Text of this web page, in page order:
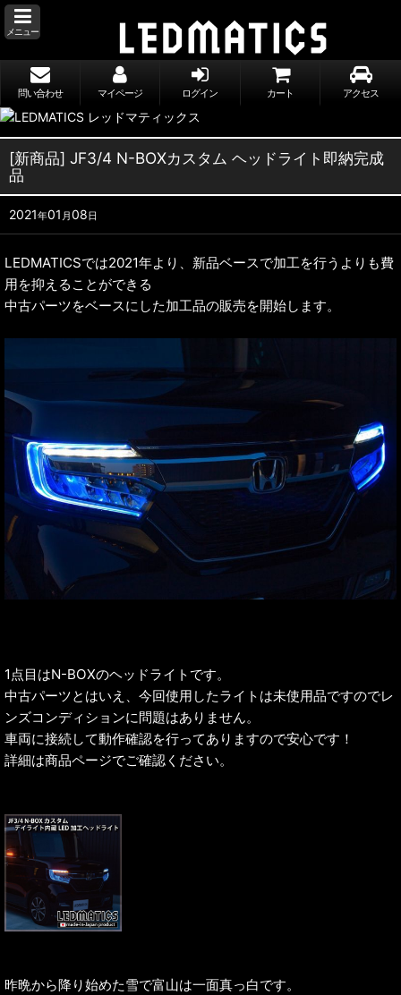
メニュー
問い合わせ マイページ ログイン カート アクセス
[新商品] JF3/4 N-BOXカスタム ヘッドライト即納完成
品
2021年01 月08日
LEDMATICSでは2021年より、新品ベースで加工を行うよりも費
用を抑えることができる
中古パーツをベースにした加工品の販売を開始します。
1点目はN-BOXのヘッドライトです。
中古パーツとはいえ、今回使用したライトは未使用品ですのでレ
ンズコンディションに問題はありません。
車両に接続して動作確認を行ってありますので安心です！
詳細は商品ページでご確認ください。
昨晩から降り始めた雪で富山は一面真っ白です。